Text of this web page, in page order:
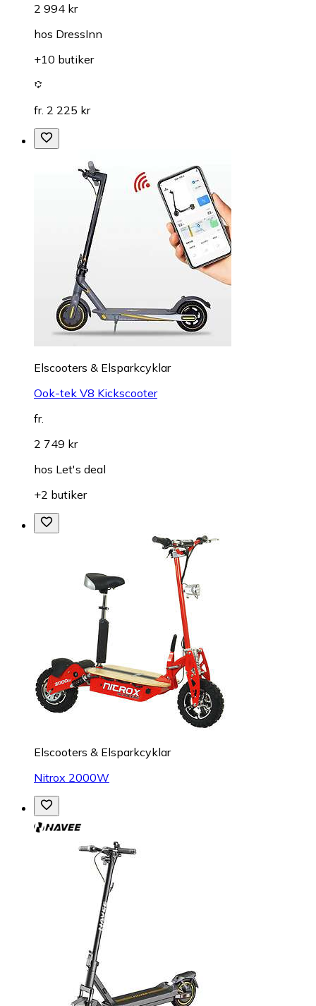
2 994 kr
hos DressInn
+10 butiker
fr. 2 225 kr
Elscooters & Elsparkcyklar
Ook-tek V8 Kickscooter
fr.
2 749 kr
hos Let's deal
+2 butiker
Elscooters & Elsparkcyklar
Nitrox 2000W